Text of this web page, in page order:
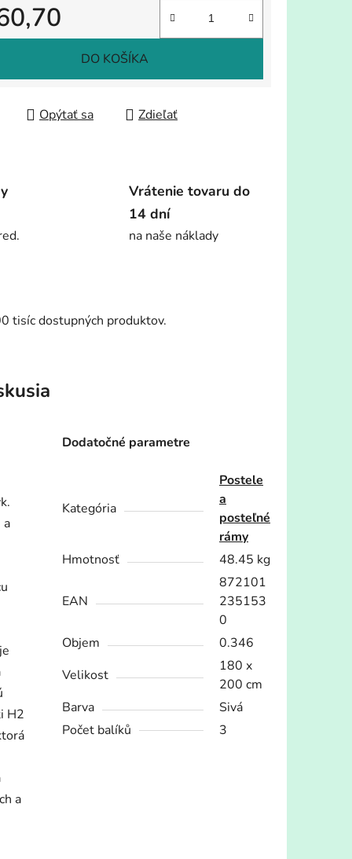
cena:
DO KOŠÍKA
Opýtať sa Zdieľať
Vrátenie tovaru do
14 dní
na naše náklady
tisíc dostupných produktov.
a
H2
a
Dodatočné parametre
Kategória
Postele
a
posteľné
rámy
Hmotnosť
48.45 kg
EAN
872101
235153
0
Objem
0.346
Velikost
180 x
200 cm
Barva
Sivá
Počet balíků
3